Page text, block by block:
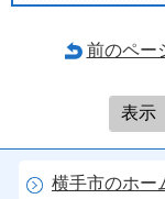
前のペー
表示
横手市のホー